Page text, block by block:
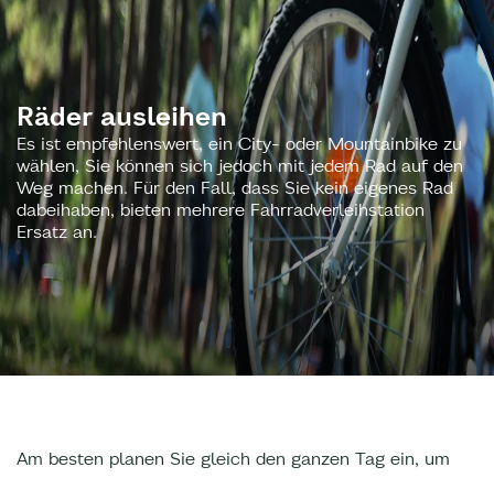
Räder ausleihen
Es ist empfehlenswert, ein City- oder Mountainbike zu
wählen, Sie können sich jedoch mit jedem Rad auf den
Weg machen. Für den Fall, dass Sie kein eigenes Rad
dabeihaben, bieten mehrere Fahrradverleihstation
Ersatz an.
Am besten planen Sie gleich den ganzen Tag ein, um